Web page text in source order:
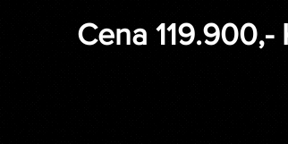
Cena 119.900,-